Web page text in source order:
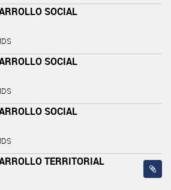
SOCIAL
SOCIAL
SOCIAL
TERRITORIAL